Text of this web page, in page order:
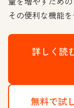
その便利な機能
詳しく読
無料で試